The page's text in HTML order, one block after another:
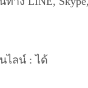
ไลน์ : ได้